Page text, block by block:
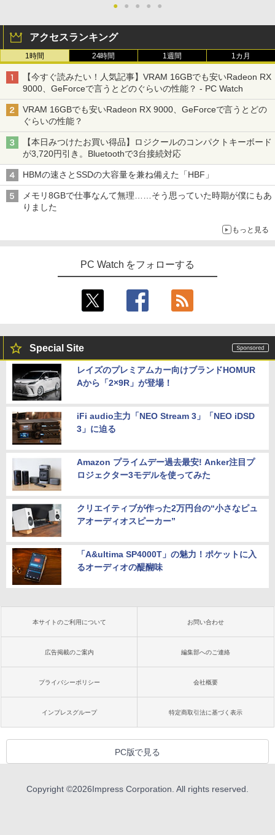
● ● ● ● ●
アクセスランキング
1時間 24時間 1週間 1カ月
【今すぐ読みたい！人気記事】VRAM 16GBでも安いRadeon RX
9000、GeForceで言うとどのぐらいの性能？ - PC Watch
VRAM 16GBでも安いRadeon RX 9000、GeForceで言うとどの
ぐらいの性能？
【本日みつけたお買い得品】ロジクールのコンパクトキーボード
が3,720円引き。Bluetoothで3台接続対応
HBMの速さとSSDの大容量を兼ね備えた「HBF」
メモリ8GBで仕事なんて無理……そう思っていた時期が僕にもあ
りました
もっと見る
PC Watch をフォローする
Special Site
レイズのプレミアムカー向けブランドHOMUR
Aから「2×9R」が登場！
iFi audio主力「NEO Stream 3」「NEO iDSD
3」に迫る
Amazon プライムデー過去最安! Anker注目プ
ロジェクター3モデルを使ってみた
クリエイティブが作った2万円台の“小さなピュ
アオーディオスピーカー”
「A&ultima SP4000T」の魅力！ポケットに入
るオーディオの醍醐味
本サイトのご利用について お問い合わせ
広告掲載のご案内 編集部へのご連絡
プライバシーポリシー 会社概要
インプレスグループ 特定商取引法に基づく表示
PC版で見る
Copyright ©2026Impress Corporation. All rights reserved.